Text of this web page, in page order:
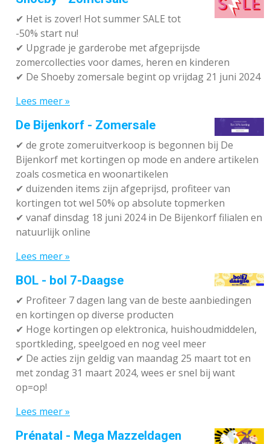
✔ Het is zover! Hot summer SALE tot
-50% start nu!
✔ Upgrade je garderobe met afgeprijsde
zomercollecties voor dames, heren en kinderen
✔ De Shoeby zomersale begint op vrijdag 21 juni 2024
Lees meer »
De Bijenkorf - Zomersale
✔ de grote zomeruitverkoop is begonnen bij De
Bijenkorf met kortingen op mode en andere artikelen
zoals cosmetica en woonartikelen
✔ duizenden items zijn afgeprijsd, profiteer van
kortingen tot wel 50% op absolute topmerken
✔ vanaf dinsdag 18 juni 2024 in De Bijenkorf filialen en
natuurlijk online
Lees meer »
BOL - bol 7-Daagse
✔ Profiteer 7 dagen lang van de beste aanbiedingen
en kortingen op diverse producten
✔ Hoge kortingen op elektronica, huishoudmiddelen,
sportkleding, speelgoed en nog veel meer
✔ De acties zijn geldig van maandag 25 maart tot en
met zondag 31 maart 2024, wees er snel bij want
op=op!
Lees meer »
Prénatal - Mega Mazzeldagen